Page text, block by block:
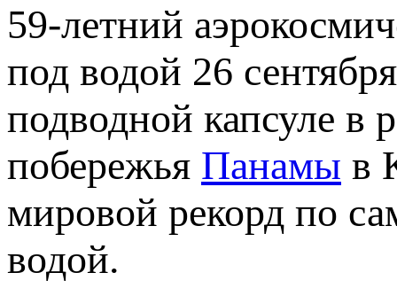
59-летний
под водой 26
подводной капсуле в
побережья Панамы в
мировой рекорд по
водой.